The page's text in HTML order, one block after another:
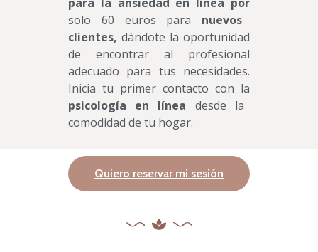
solo 60 euros para nuevos
clientes, dándote la oportunidad
de encontrar al profesional
adecuado para tus necesidades.
Inicia tu primer contacto con la
psicología en línea desde la
comodidad de tu hogar.
Quiero reservar mi sesión